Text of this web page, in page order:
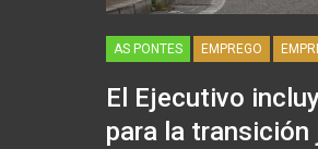
AS PONTES EMPREGO
El Ejecutivo
para la